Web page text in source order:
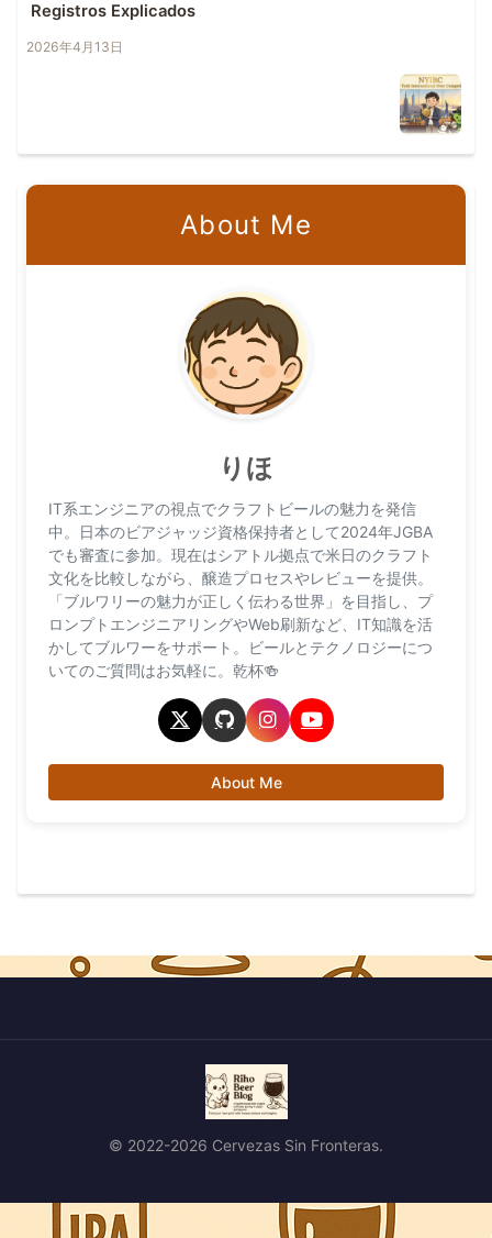
Registros Explicados
2026年4月13日
About Me
りほ
IT系エンジニアの視点でクラフトビールの魅力を発信
中。日本のビアジャッジ資格保持者として2024年JGBA
でも審査に参加。現在はシアトル拠点で米日のクラフト
文化を比較しながら、醸造プロセスやレビューを提供。
「ブルワリーの魅力が正しく伝わる世界」を目指し、プ
ロンプトエンジニアリングやWeb刷新など、IT知識を活
かしてブルワーをサポート。ビールとテクノロジーにつ
いてのご質問はお気軽に。乾杯🍻
About Me
© 2022-2026 Cervezas Sin Fronteras.